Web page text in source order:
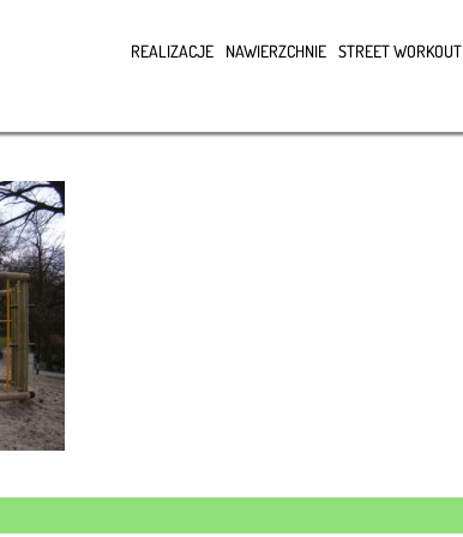
REALIZACJE NAWIERZCHNIE STREET WORKOUT